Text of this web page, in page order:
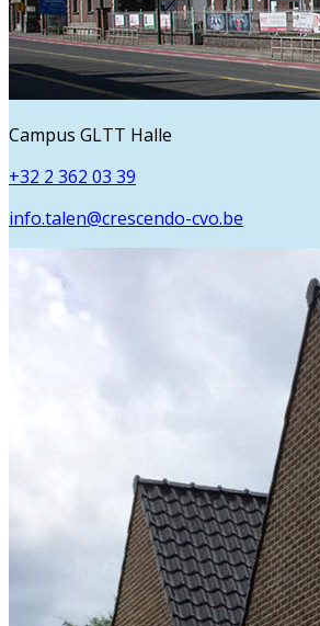
Campus GLTT Halle
+32 2 362 03 39
info.talen@crescendo-cvo.be